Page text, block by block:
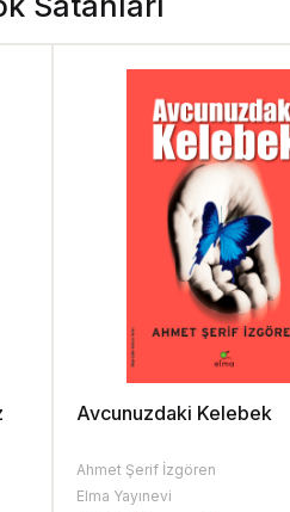
Avcunuzdaki Kelebek
Ahmet Şerif İzgören
Elma Yayınevi